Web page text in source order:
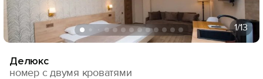
1/13
Делюкс
номер с двумя кроватями